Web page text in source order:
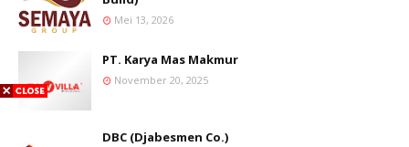
Mei 13, 2026
PT. Karya Mas Makmur
November 20, 2025
DBC (Djabesmen Co.)